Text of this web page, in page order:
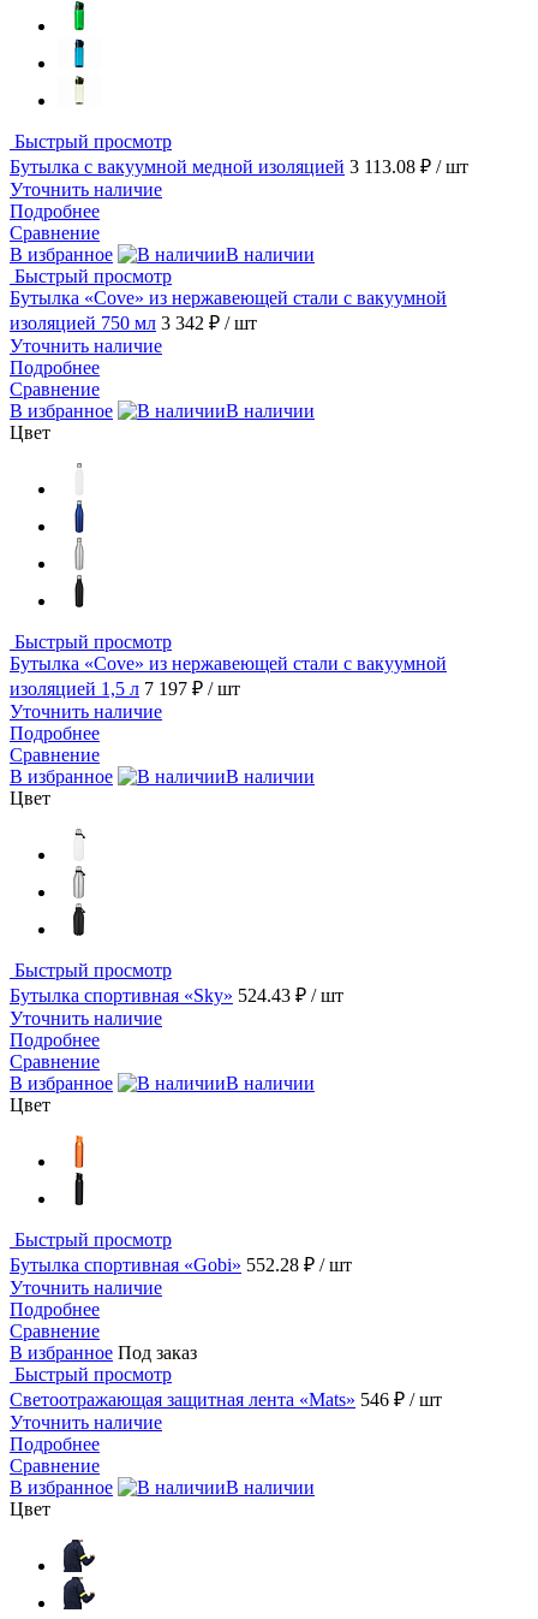
Быстрый просмотр
Бутылка с вакуумной медной изоляцией 3 113.08 ₽ / шт
Уточнить наличие
Подробнее
Сравнение
В избранное
В наличии
Быстрый просмотр
Бутылка «Cove» из нержавеющей стали с вакуумной
изоляцией 750 мл 3 342 ₽ / шт
Уточнить наличие
Подробнее
Сравнение
В избранное
В наличии
Цвет
Быстрый просмотр
Бутылка «Cove» из нержавеющей стали с вакуумной
изоляцией 1,5 л 7 197 ₽ / шт
Уточнить наличие
Подробнее
Сравнение
В избранное
В наличии
Цвет
Быстрый просмотр
Бутылка спортивная «Sky» 524.43 ₽ / шт
Уточнить наличие
Подробнее
Сравнение
В избранное
В наличии
Цвет
Быстрый просмотр
Бутылка спортивная «Gobi» 552.28 ₽ / шт
Уточнить наличие
Подробнее
Сравнение
В избранное Под заказ
Быстрый просмотр
Светоотражающая защитная лента «Mats» 546 ₽ / шт
Уточнить наличие
Подробнее
Сравнение
В избранное
В наличии
Цвет